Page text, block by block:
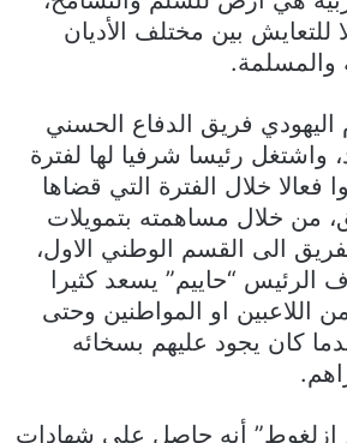
للتعايش بين مختلف الأديان
والمسلمة.
اليهودي فريق الدفاع الحسني
واشتغل رئيسا شرفيا لها لفترة
خلال الفترة التي قضاها
من خلال مساهمته بتمويلات
الى القسم الوطني الاول،
“حاييم” يسعد كثيرا
اللاعبين او المواطنين وحتى
كان يجود عليهم بسخائه
ازلغوط” أنه حاصل على شهادات